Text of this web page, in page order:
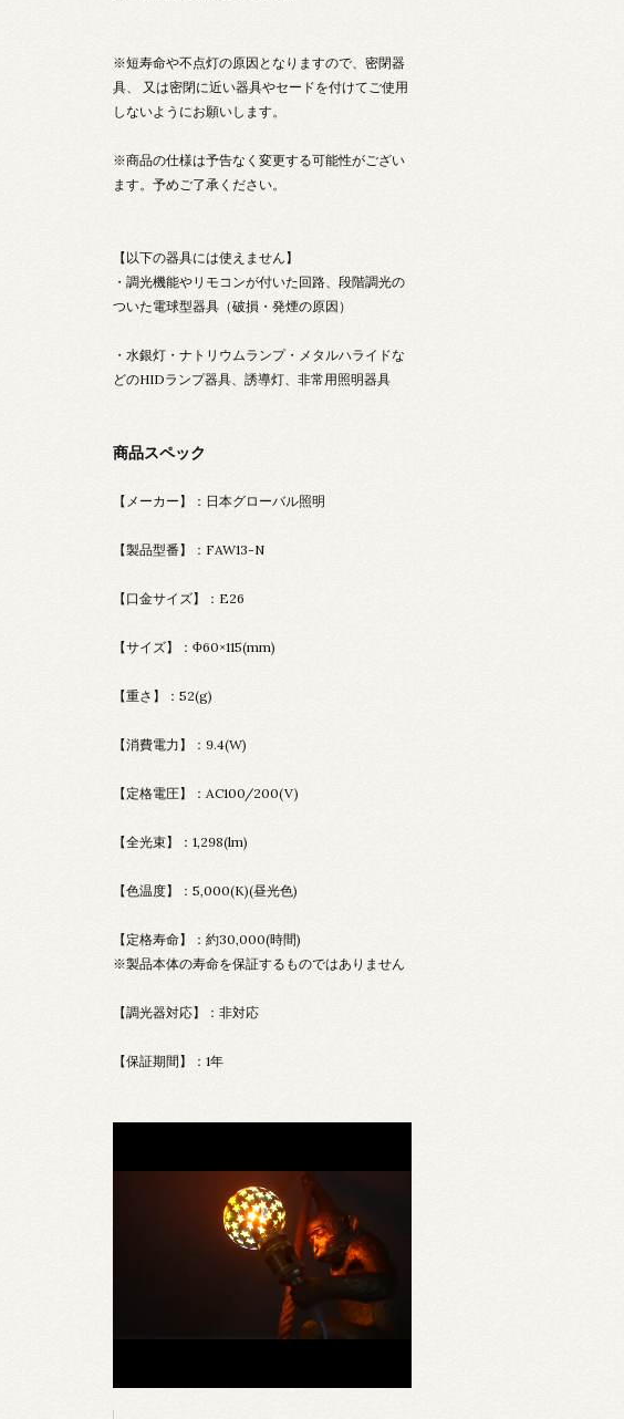
※短寿命や不点灯の原因となりますので、密閉器
具、 又は密閉に近い器具やセードを付けてご使用
しないようにお願いします。
※商品の仕様は予告なく変更する可能性がござい
ます。予めご了承ください。
【以下の器具には使えません】
・調光機能やリモコンが付いた回路、段階調光の
ついた電球型器具（破損・発煙の原因）
・水銀灯・ナトリウムランプ・メタルハライドな
どのHIDランプ器具、誘導灯、非常用照明器具
商品スペック
【メーカー】：日本グローバル照明
【製品型番】：FAW13-N
【口金サイズ】：E26
【サイズ】：Φ60×115(mm)
【重さ】：52(g)
【消費電力】：9.4(W)
【定格電圧】：AC100/200(V)
【全光束】：1,298(lm)
【色温度】：5,000(K)(昼光色)
【定格寿命】：約30,000(時間)
※製品本体の寿命を保証するものではありません
【調光器対応】：非対応
【保証期間】：1年